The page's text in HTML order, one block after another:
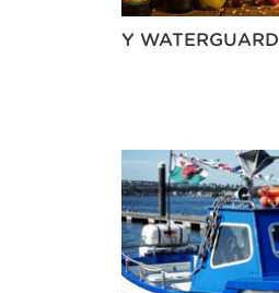
Y WATERGUARD